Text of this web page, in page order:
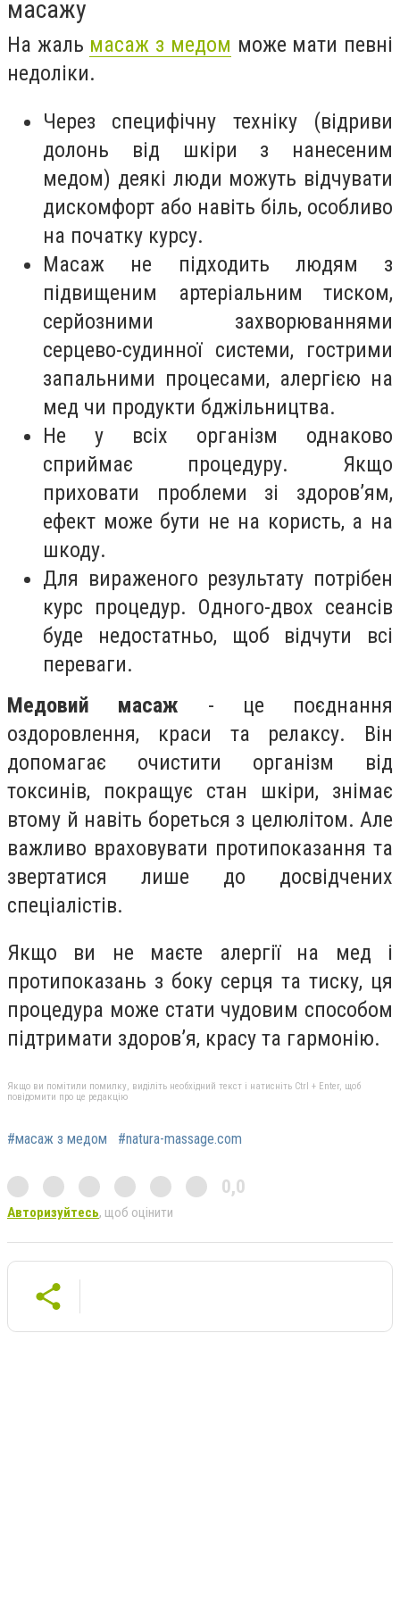
масажу
На жаль масаж з медом може мати певні
недоліки.
Через специфічну техніку (відриви
долонь від шкіри з нанесеним
медом) деякі люди можуть відчувати
дискомфорт або навіть біль, особливо
на початку курсу.
Масаж не підходить людям з
підвищеним артеріальним тиском,
серйозними захворюваннями
серцево-судинної системи, гострими
запальними процесами, алергією на
мед чи продукти бджільництва.
Не у всіх організм однаково
сприймає процедуру. Якщо
приховати проблеми зі здоров’ям,
ефект може бути не на користь, а на
шкоду.
Для вираженого результату потрібен
курс процедур. Одного-двох сеансів
буде недостатньо, щоб відчути всі
переваги.
Медовий масаж - це поєднання
оздоровлення, краси та релаксу. Він
допомагає очистити організм від
токсинів, покращує стан шкіри, знімає
втому й навіть бореться з целюлітом. Але
важливо враховувати протипоказання та
звертатися лише до досвідчених
спеціалістів.
Якщо ви не маєте алергії на мед і
протипоказань з боку серця та тиску, ця
процедура може стати чудовим способом
підтримати здоров’я, красу та гармонію.
Якщо ви помітили помилку, виділіть необхідний текст і натисніть Ctrl + Enter, щоб
повідомити про це редакцію
#масаж з медом #natura-massage.com
0,0
Авторизуйтесь, щоб оцінити